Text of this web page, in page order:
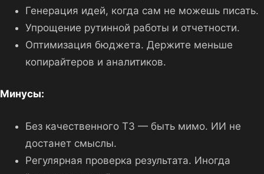
Генерация идей, когда сам не можешь писать.
Упрощение рутинной работы и отчетности.
Оптимизация бюджета. Держите меньше
копирайтеров и аналитиков.
Минусы:
Без качественного ТЗ — быть мимо. ИИ не
достанет смыслы.
Регулярная проверка результата. Иногда